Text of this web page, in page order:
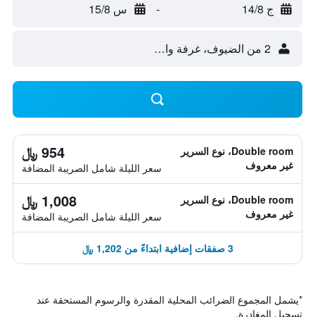
ج 14/8 - س 15/8
2 من الضيوف، غرفة واحدة
Double room، نوع السرير
غير معروف
954 ﷼
سعر الليلة شامل الصريبة المضافة
Double room، نوع السرير
غير معروف
1,008 ﷼
سعر الليلة شامل الصريبة المضافة
3 صفقات إضافية ابتداءً من 1,202 ﷼
*يشمل المجموع الضرائب المحلية المقدرة والرسوم المستحقة عند
تسجيل المغادرة.